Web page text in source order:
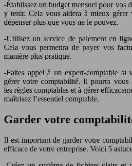
-Établissez un budget mensuel pour vos
y tenir. Cela vous aidera à mieux gérer
dépenser plus que vous ne le pouvez.
-Utilisez un service de paiement en
Cela vous permettra de payer vos
manière plus pratique.
-Faites appel à un expert-comptable si
gérer votre comptabilité. Il pourra vous
les règles comptables et à gérer
maîtrisez l’essentiel comptable.
Garder votre
Il est important de garder votre
efficace de votre entreprise. Voici 5